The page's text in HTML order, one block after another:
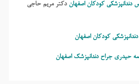
کودکان اصفهان دکتر مریم حاجی
کودکان اصفهان
حیدری جراح دندانپزشک اصفهان